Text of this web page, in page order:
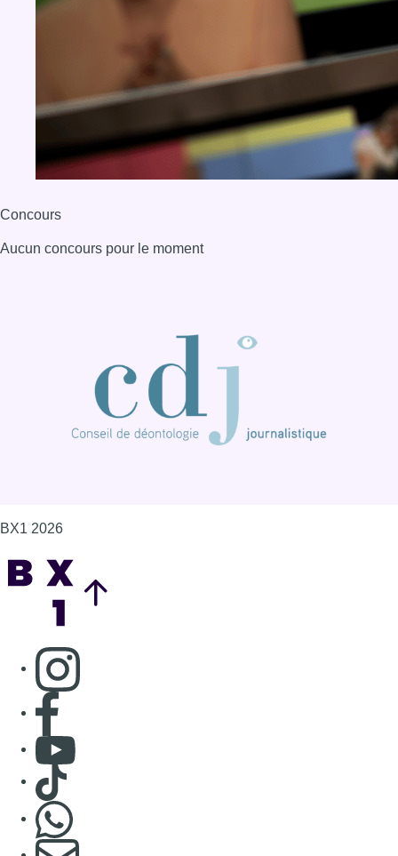
Concours
Aucun concours pour le moment
BX1 2026
Consulter page Instagram
Consulter page Facebook
Consulter Youtube
Consulter TikTok
S'abonner à notre newsletter